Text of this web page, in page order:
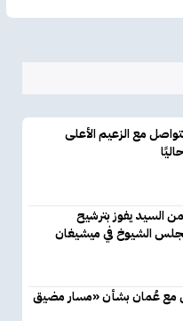
مع الزعيم الأعلى
السيد يفوز بترشيح
الشيوخ في ميشيغان
مع عُمان بشأن «مسار مضيق